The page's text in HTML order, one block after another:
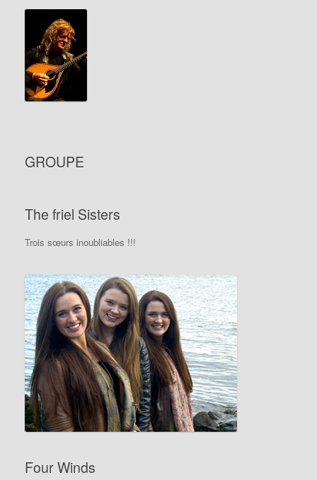
GROUPE
The friel Sisters
Trois sœurs inoubliables !!!
Four Winds